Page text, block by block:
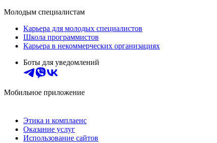
Молодым специалистам
Карьера для молодых специалистов
Школа программистов
Карьера в некоммерческих организациях
Боты для уведомлений
Мобильное приложение
Этика и комплаенс
Оказание услуг
Использование сайтов